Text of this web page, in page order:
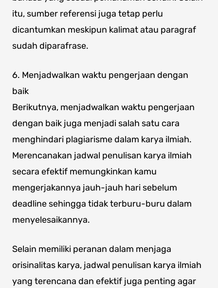
itu, sumber referensi juga tetap perlu
dicantumkan meskipun kalimat atau paragraf
sudah diparafrase.
6. Menjadwalkan waktu pengerjaan dengan
baik
Berikutnya, menjadwalkan waktu pengerjaan
dengan baik juga menjadi salah satu cara
menghindari plagiarisme dalam karya ilmiah.
Merencanakan jadwal penulisan karya ilmiah
secara efektif memungkinkan kamu
mengerjakannya jauh-jauh hari sebelum
deadline sehingga tidak terburu-buru dalam
menyelesaikannya.
Selain memiliki peranan dalam menjaga
orisinalitas karya, jadwal penulisan karya ilmiah
yang terencana dan efektif juga penting agar